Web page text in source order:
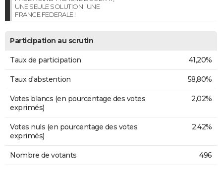
UNE SEULE SOLUTION : UNE
FRANCE FEDERALE !
Participation au scrutin
Taux de participation 41,20%
Taux d'abstention 58,80%
Votes blancs (en pourcentage des votes
exprimés)
2,02%
Votes nuls (en pourcentage des votes
exprimés)
2,42%
Nombre de votants 496